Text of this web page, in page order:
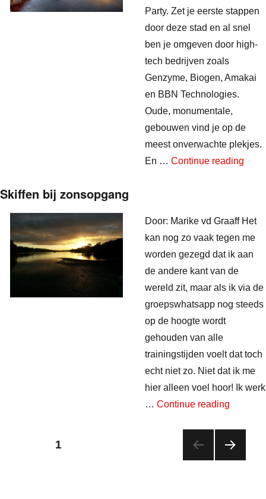
Party. Zet je eerste stappen
door deze stad en al snel
ben je omgeven door high-
tech bedrijven zoals
Genzyme, Biogen, Amakai
en BBN Technologies.
Oude, monumentale,
gebouwen vind je op de
meest onverwachte plekjes.
En … Continue reading
Skiffen bij zonsopgang
Door: Marike vd Graaff Het
kan nog zo vaak tegen me
worden gezegd dat ik aan
de andere kant van de
wereld zit, maar als ik via de
groepswhatsapp nog steeds
op de hoogte wordt
gehouden van alle
trainingstijden voelt dat toch
echt niet zo. Niet dat ik me
hier alleen voel hoor! Ik werk
… Continue reading
Berichten
1